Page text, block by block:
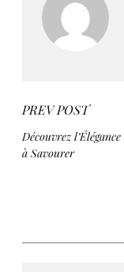
PREV POST
Découvrez
à Savourer